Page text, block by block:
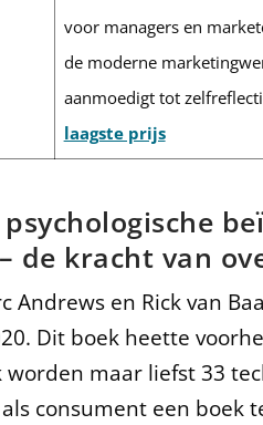
voor managers en
de moderne
aanmoedigt tot
laagste prijs
psychologische
de kracht van
Andrews en Rick van
Dit boek heette
worden maar liefst 33
consument een boek